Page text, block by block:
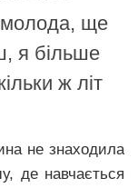
молода, ще
я більше
ж літ
не знаходила
де навчається